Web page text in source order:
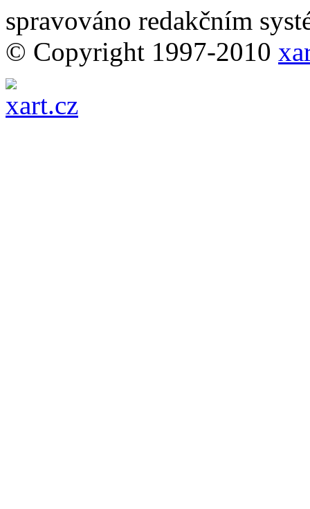
spravováno redakčním
© Copyright 1997-2010